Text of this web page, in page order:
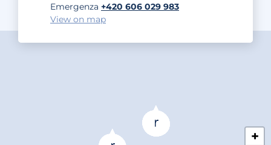
Emergenza +420 606 029 983
View on map
+